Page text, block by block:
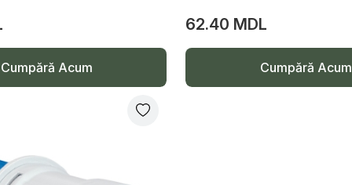
Cumpără Acum
62.40 MDL
Cumpără Acum